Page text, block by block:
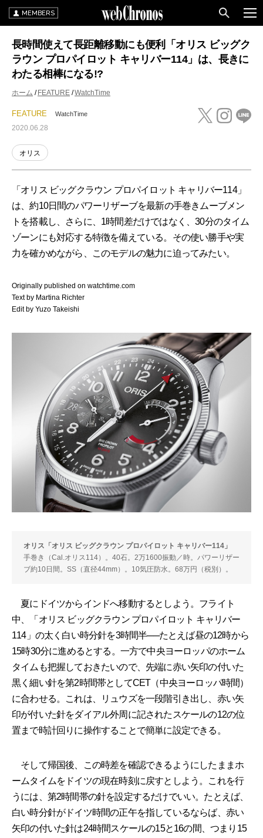
MEMBERS
長時間使えて長距離移動にも便利「オリス ビッグク
ラウン プロパイロット キャリバー114」は、長きに
わたる相棒になる!?
ホーム FEATURE WatchTime
FEATURE WatchTime
2020.06.28
オリス
「オリス ビッグクラウン プロパイロット キャリバー114」
は、約10日間のパワーリザーブを最新の手巻きムーブメン
トを搭載し、さらに、1時間差だけではなく、30分のタイム
ゾーンにも対応する特徴を備えている。その使い勝手や実
力を確かめながら、このモデルの魅力に迫ってみたい。
Originally published on watchtime.com
Text by Martina Richter
Edit by Yuzo Takeishi
オリス「オリス ビッグクラウン プロパイロット キャリバー114」
手巻き（Cal.オリス114）。40石。2万1600振動／時。パワーリザー
ブ約10日間。SS（直径44mm）。10気圧防水。68万円（税別）。
夏にドイツからインドへ移動するとしよう。フライト
中、「オリス ビッグクラウン プロパイロット キャリバー
114」の太く白い時分針を3時間半──たとえば昼の12時から
15時30分に進めるとする。一方で中央ヨーロッパのホーム
タイムも把握しておきたいので、先端に赤い矢印の付いた
黒く細い針を第2時間帯としてCET（中央ヨーロッパ時間）
に合わせる。これは、リュウズを一段階引き出し、赤い矢
印が付いた針をダイアル外周に記されたスケールの12の位
置まで時計回りに操作することで簡単に設定できる。
そして帰国後、この時差を確認できるようにしたままホ
ームタイムをドイツの現在時刻に戻すとしよう。これを行
うには、第2時間帯の針を設定するだけでいい。たとえば、
白い時分針がドイツ時間の正午を指しているならば、赤い
矢印の付いた針は24時間スケールの15と16の間、つまり15